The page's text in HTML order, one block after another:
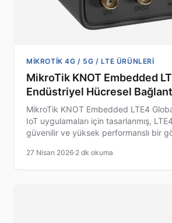
MIKROTIK 4G / 5G / LTE ÜRÜNLERI
MikroTik KNOT Embedded
Endüstriyel Hücresel
MikroTik KNOT Embedded LTE4
IoT uygulamaları için tasarlanmış,
güvenilir ve yüksek performanslı bir
27 Nisan 2026·2 dk okuma